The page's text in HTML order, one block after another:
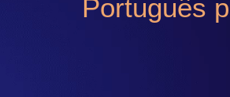
Português